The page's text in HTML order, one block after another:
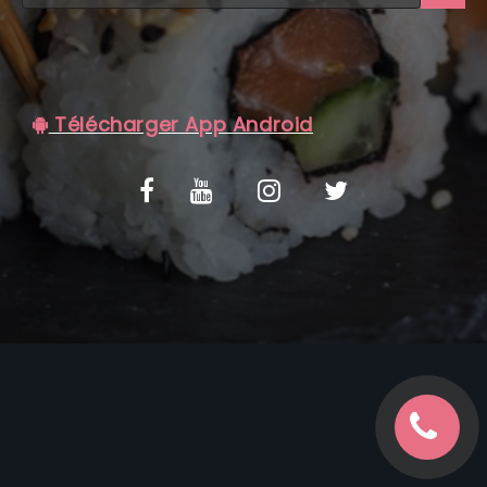
C.G.V
Télécharger App Android